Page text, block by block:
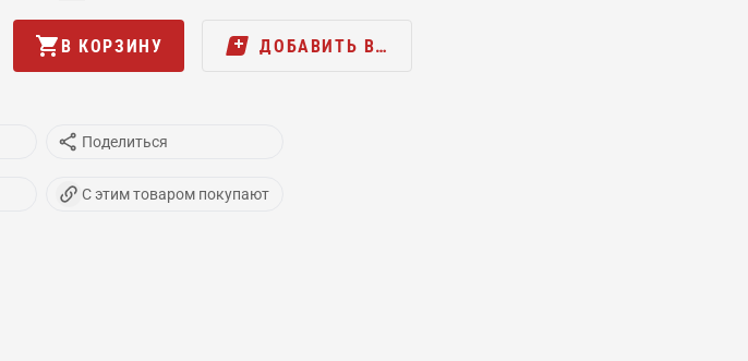
В КОРЗИНУ ДОБАВИТЬ В…
Поделиться
С этим товаром покупают